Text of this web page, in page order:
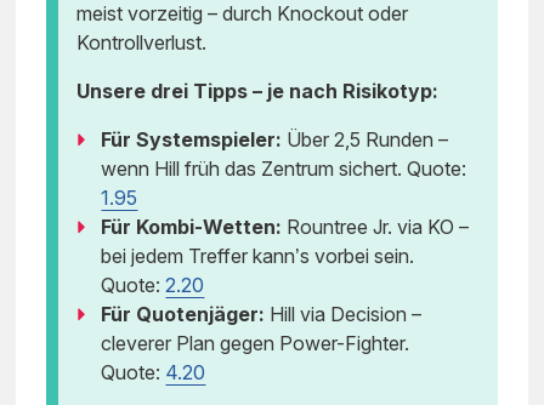
meist vorzeitig – durch Knockout oder
Kontrollverlust.
Unsere drei Tipps – je nach Risikotyp:
Für Systemspieler: Über 2,5 Runden –
wenn Hill früh das Zentrum sichert. Quote:
1.95
Für Kombi-Wetten: Rountree Jr. via KO –
bei jedem Treffer kann’s vorbei sein.
Quote:2.20
Für Quotenjäger: Hill via Decision –
cleverer Plan gegen Power-Fighter.
Quote: 4.20